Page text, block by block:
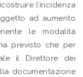
l’incidenza
ad aumento
le modalità
previsto che per
il Direttore dei
documentazione